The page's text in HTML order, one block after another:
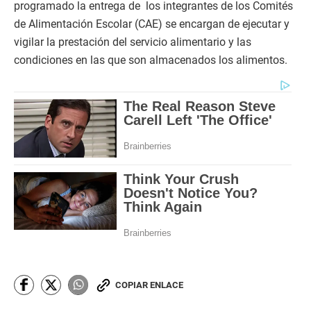
programado la entrega de los integrantes de los Comités
de Alimentación Escolar (CAE) se encargan de ejecutar y
vigilar la prestación del servicio alimentario y las
condiciones en las que son almacenados los alimentos.
COPIAR ENLACE